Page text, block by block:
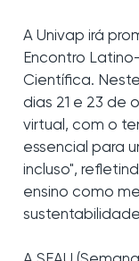
A Univap irá
Encontro
Científica.
dias 21 e 23 de
virtual, com o
essencial para
incluso",
ensino como